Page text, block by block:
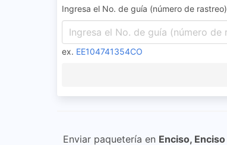
Ingresa el No. de guía (número de rastreo)
ex. EE104741354CO
Enviar paquetería en Enciso, Enciso